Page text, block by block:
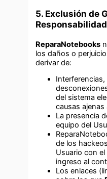
5. Exclusión de
Responsabilidad
ReparaNotebooks
los daños o
derivar de:
del sistema
causas ajenas
La presencia
equipo del
de los
Usuario con
ingreso al
Los enlaces